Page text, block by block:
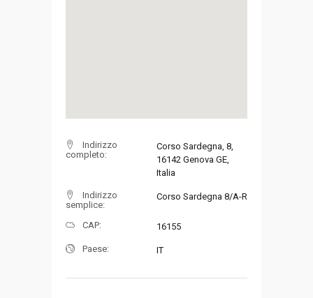
Indirizzo
completo:
Corso Sardegna, 8,
16142 Genova GE,
Italia
Indirizzo
semplice:
Corso Sardegna 8/A-R
CAP: 16155
Paese: IT